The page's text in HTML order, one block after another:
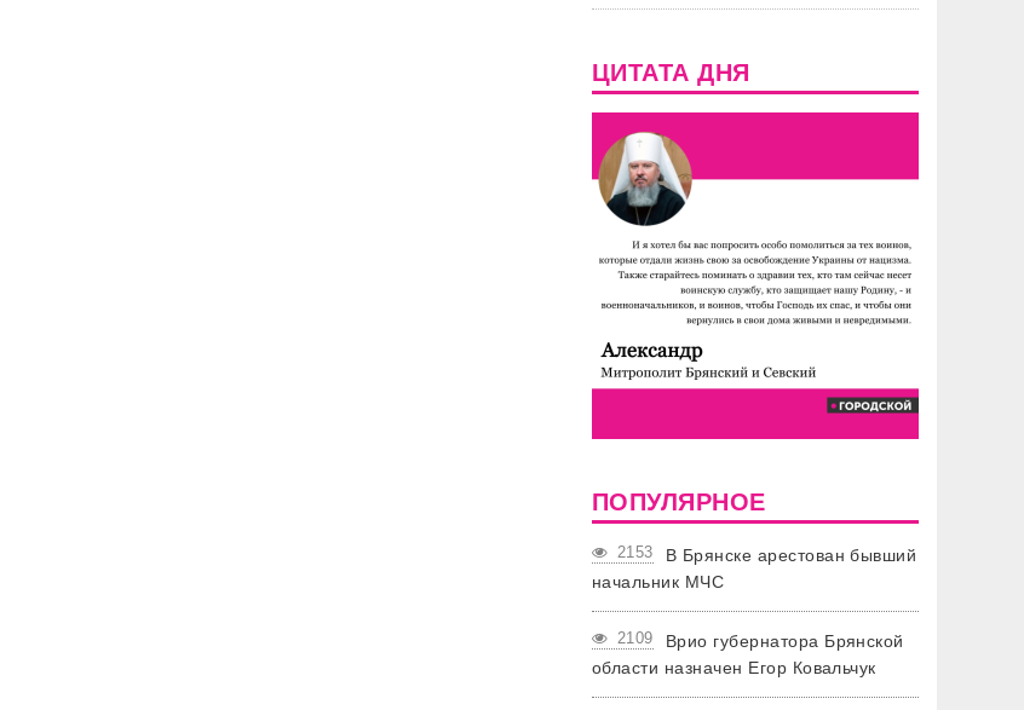
ЦИТАТА ДНЯ
ПОПУЛЯРНОЕ
2153
В Брянске арестован бывший
начальник МЧС
2109
Врио губернатора Брянской
области назначен Егор Ковальчук